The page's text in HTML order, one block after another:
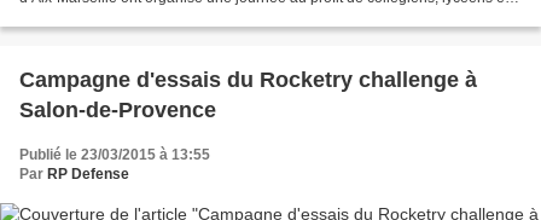
Campagne d'essais du Rocketry challenge à
Salon-de-Provence
Publié le 23/03/2015 à 13:55
Par RP Defense